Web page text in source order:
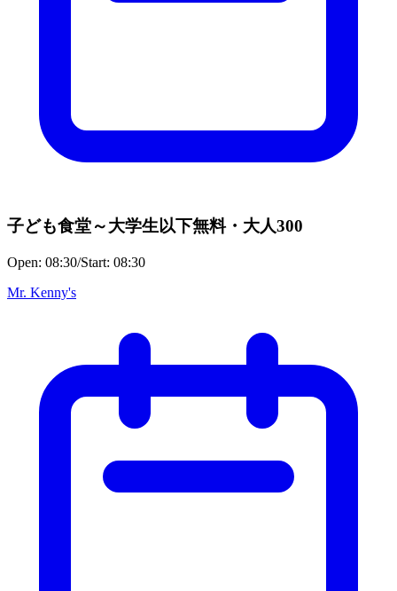
子ども食堂～大学生以下無料・大人300
Open: 08:30/Start: 08:30
Mr. Kenny's